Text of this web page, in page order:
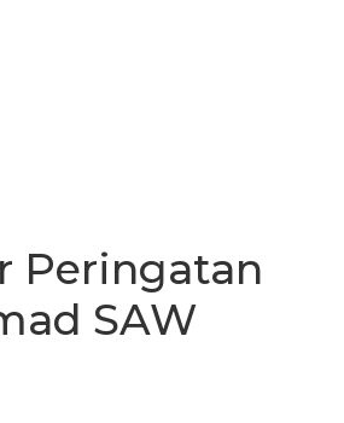
Peringatan
SAW